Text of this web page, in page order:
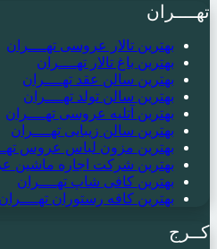
تهــــران
بهترین تالار عروسی تهــــران
بهترین باغ تالار تهــــران
بهترین سالن عقد تهــــران
بهترین سالن تولد تهــــران
بهترین آتلیه عروسی تهــــران
بهترین سالن زیبایی تهــــران
بهترین مزون لباس عروس
بهترین شرکت اجاره ماشین
بهترین کافی شاپ تهــــران
بهترین کافه رستوران تهــــران
کــرج